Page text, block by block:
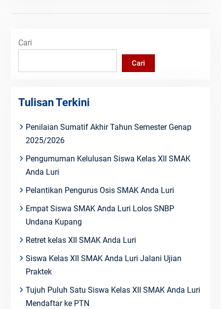
Cari
Cari
Tulisan Terkini
Penilaian Sumatif Akhir Tahun Semester Genap
2025/2026
Pengumuman Kelulusan Siswa Kelas XII SMAK
Anda Luri
Pelantikan Pengurus Osis SMAK Anda Luri
Empat Siswa SMAK Anda Luri Lolos SNBP
Undana Kupang
Retret kelas XII SMAK Anda Luri
Siswa Kelas XII SMAK Anda Luri Jalani Ujian
Praktek
Tujuh Puluh Satu Siswa Kelas XII SMAK Anda Luri
Mendaftar ke PTN